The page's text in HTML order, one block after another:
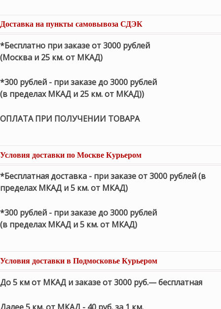
Доставка на пункты самовывоза СДЭК
*Бесплатно при заказе от 3000 рублей
(Москва и 25 км. от МКАД)
*300 рублей - при заказе до 3000 рублей
(в пределах МКАД и 25 км. от МКАД))
ОПЛАТА ПРИ ПОЛУЧЕНИИ ТОВАРА
Условия доставки по Москве Курьером
*Бесплатная доставка - при заказе от 3000 рублей (в
пределах МКАД и 5 км. от МКАД)
*300 рублей - при заказе до 3000 рублей
(в пределах МКАД и 5 км. от МКАД)
Условия доставки в Подмосковье Курьером
До 5 км от МКАД и заказе от 3000 руб.— бесплатная